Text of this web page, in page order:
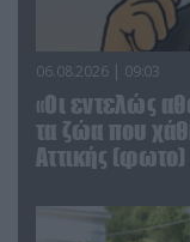
06.08.2026 | 09:03
«Οι εντελώς
τα ζώα που
Αττικής (φωτο)